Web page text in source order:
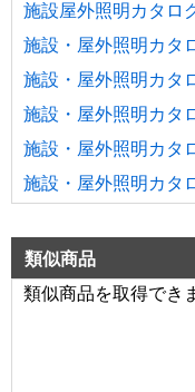
施設屋外照明カタロ
施設・屋外照明カタ
施設・屋外照明カタ
施設・屋外照明カタ
施設・屋外照明カタ
施設・屋外照明カタ
類似商品
類似商品を取得でき